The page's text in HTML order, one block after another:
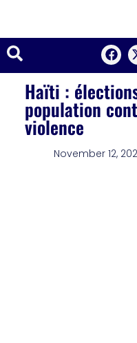
Haïti :
population
violence
November 12,